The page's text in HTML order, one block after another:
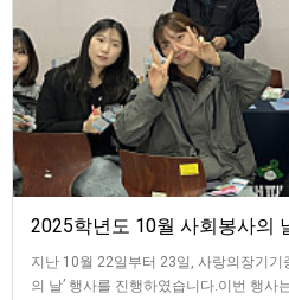
2025학년도 10월 사회봉사의
지난 10월 22일부터 23일, 사랑의장기기
의 날’ 행사를 진행하였습니다.이번 행사